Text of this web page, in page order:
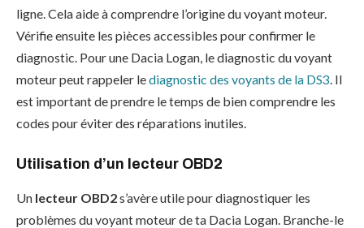
ligne. Cela aide à comprendre l’origine du voyant moteur.
Vérifie ensuite les pièces accessibles pour confirmer le
diagnostic. Pour une Dacia Logan, le diagnostic du voyant
moteur peut rappeler lediagnostic des voyants de la DS3 . Il
est important de prendre le temps de bien comprendre les
codes pour éviter des réparations inutiles.
Utilisation d’un lecteur OBD2
Un lecteur OBD2s’avère utile pour diagnostiquer les
problèmes du voyant moteur de ta Dacia Logan. Branche-le